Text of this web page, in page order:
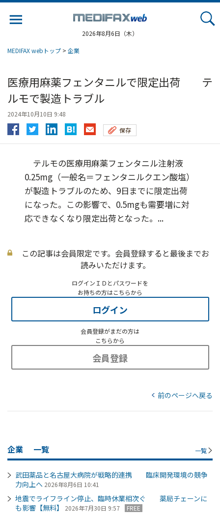
2026年8月6日（木）
MEDIFAX webトップ > 企業
医療用麻薬フェンタニルで限定出荷 テ
ルモで製造トラブル
2024年10月10日 9:48
保存
テルモの医療用麻薬フェンタニル注射液
0.25mg（一般名＝フェンタニルクエン酸塩）
が製造トラブルのため、9日までに限定出荷
になった。この影響で、0.5mgも需要増に対
応できなくなり限定出荷となった。...
この記事は会員限定です。会員登録すると最後までお
読みいただけます。
ログインＩＤとパスワードを
お持ちの方はこちらから
ログイン
会員登録がまだの方は
こちらから
会員登録
前のページへ戻る
企業 一覧 一覧
武田薬品と名古屋大病院が戦略的連携 臨床開発環境の競争
力向上へ 2026年8月6日 10:41
地震でライフライン停止、臨時休業相次ぐ 薬局チェーンに
も影響【無料】
2026年7月30日 9:57 FREE